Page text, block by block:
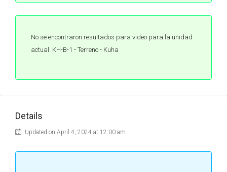
No se encontraron resultados para video para la unidad
actual. KH-B-1 - Terreno - Kuha
Details
Updated on April 4, 2024 at 12:00 am